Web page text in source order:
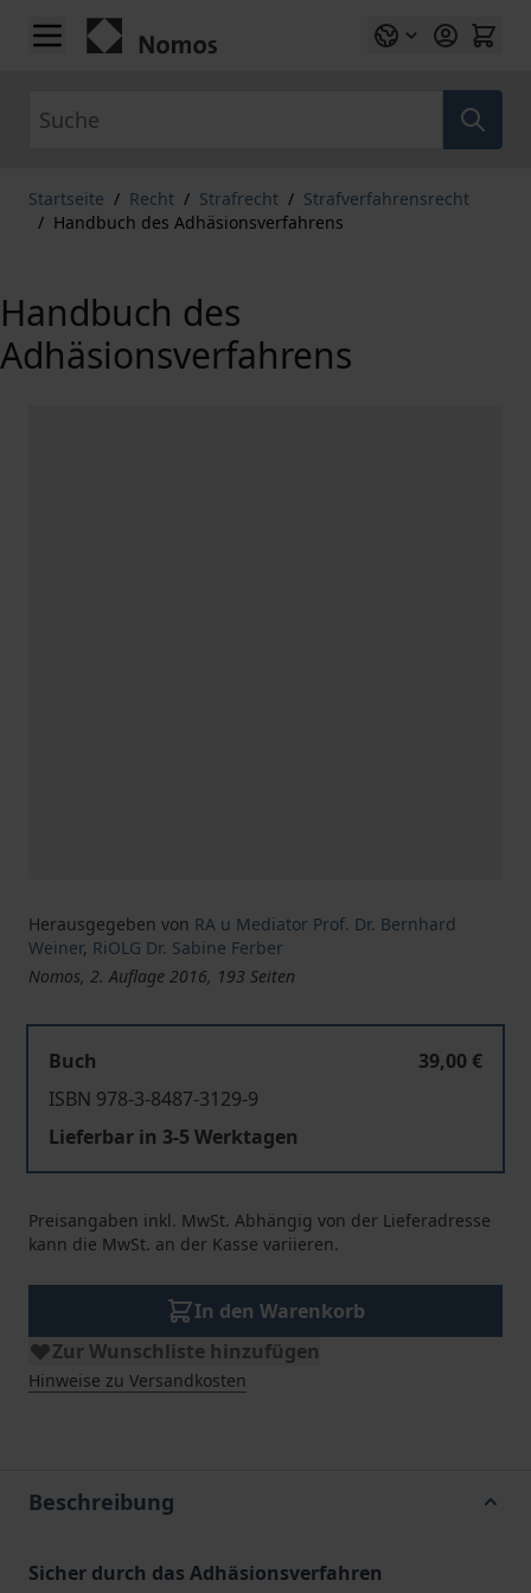
Zum Inhalt springen
Startseite / Recht / Strafrecht / Strafverfahrensrecht
/ Handbuch des Adhäsionsverfahrens
Handbuch des
Adhäsionsverfahrens
Herausgegeben von RA u Mediator Prof. Dr. Bernhard
Weiner, RiOLG Dr. Sabine Ferber
Nomos, 2. Auflage 2016, 193 Seiten
Buch
39,00 €
ISBN 978-3-8487-3129-9
Lieferbar in 3-5 Werktagen
Preisangaben inkl. MwSt. Abhängig von der Lieferadresse
kann die MwSt. an der Kasse variieren.
In den Warenkorb
Zur Wunschliste hinzufügen
Hinweise zu Versandkosten
Beschreibung
Sicher durch das Adhäsionsverfahren